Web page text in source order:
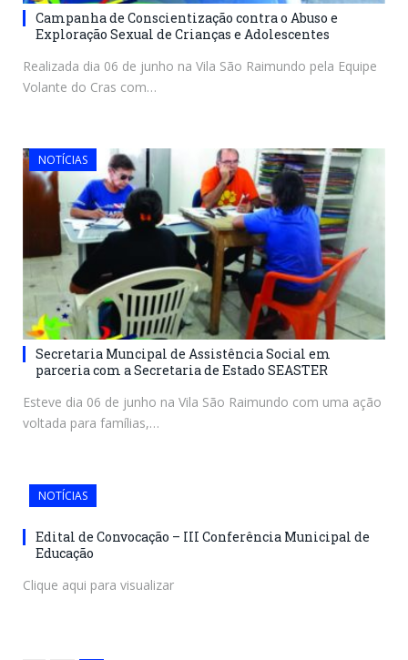
Campanha de Conscientização contra o Abuso e
Exploração Sexual de Crianças e Adolescentes
Realizada dia 06 de junho na Vila São Raimundo pela Equipe
Volante do Cras com…
NOTÍCIAS
Secretaria Muncipal de Assistência Social em
parceria com a Secretaria de Estado SEASTER
Esteve dia 06 de junho na Vila São Raimundo com uma ação
voltada para famílias,…
NOTÍCIAS
Edital de Convocação – III Conferência Municipal de
Educação
Clique aqui para visualizar